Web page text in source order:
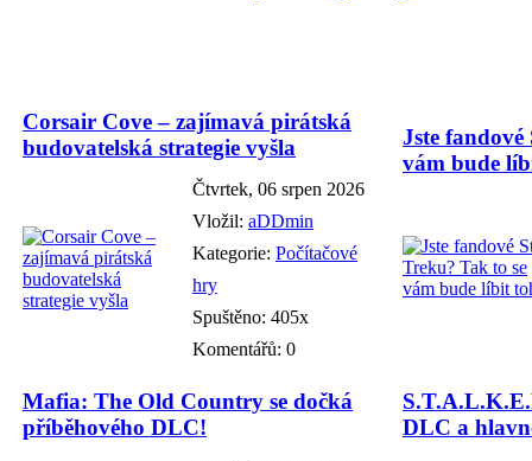
Corsair Cove – zajímavá pirátská
budovatelská strategie vyšla
Čtvrtek, 06 srpen 2026
Vložil: aDDmin
Kategorie: Počítačové
hry
Spuštěno: 405x
Komentářů: 0
Jste
vám bude
Mafia: The Old Country se dočká
příběhového DLC!
DLC a